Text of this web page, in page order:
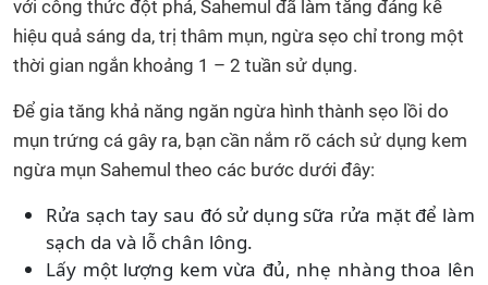
với công thức đột phá, Sahemul đã làm tăng đáng kể
hiệu quả sáng da, trị thâm mụn, ngừa sẹo chỉ trong một
thời gian ngắn khoảng 1 – 2 tuần sử dụng.
Để gia tăng khả năng ngăn ngừa hình thành sẹo lồi do
mụn trứng cá gây ra, bạn cần nắm rõ cách sử dụng kem
ngừa mụn Sahemul theo các bước dưới đây:
Rửa sạch tay sau đó sử dụng sữa rửa mặt để làm
sạch da và lỗ chân lông.
Lấy một lượng kem vừa đủ, nhẹ nhàng thoa lên